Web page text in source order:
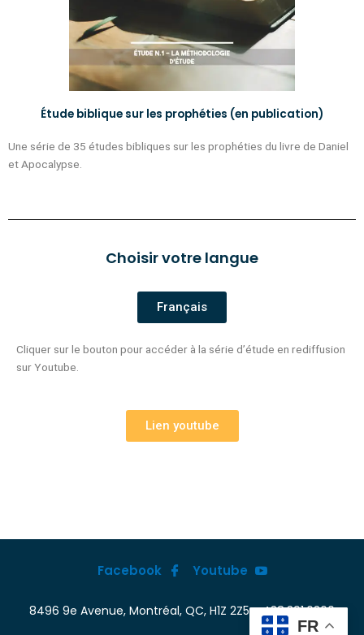
Étude biblique sur les prophéties (en publication)
Une série de 35 études bibliques sur les prophéties du livre de Daniel
et Apocalypse.
Choisir votre langue
Français
Cliquer sur le bouton pour accéder à la série d’étude en rediffusion
sur Youtube.
Lien youtube
Facebook Youtube
8496 9e Avenue, Montréal, QC, H1Z 2Z5 - 438.391.6360
FR